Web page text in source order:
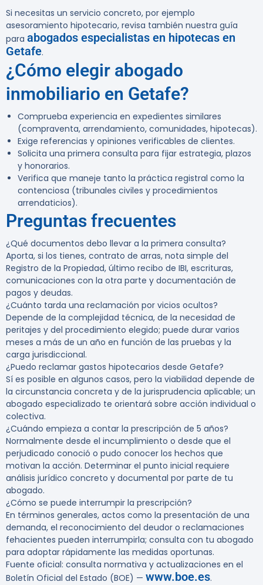
Si necesitas un servicio concreto, por ejemplo
asesoramiento hipotecario, revisa también nuestra guía
para abogados especialistas en hipotecas en
Getafe.
¿Cómo elegir abogado
inmobiliario en Getafe?
Comprueba experiencia en expedientes similares
(compraventa, arrendamiento, comunidades, hipotecas).
Exige referencias y opiniones verificables de clientes.
Solicita una primera consulta para fijar estrategia, plazos
y honorarios.
Verifica que maneje tanto la práctica registral como la
contenciosa (tribunales civiles y procedimientos
arrendaticios).
Preguntas frecuentes
¿Qué documentos debo llevar a la primera consulta?
Aporta, si los tienes, contrato de arras, nota simple del
Registro de la Propiedad, último recibo de IBI, escrituras,
comunicaciones con la otra parte y documentación de
pagos y deudas.
¿Cuánto tarda una reclamación por vicios ocultos?
Depende de la complejidad técnica, de la necesidad de
peritajes y del procedimiento elegido; puede durar varios
meses a más de un año en función de las pruebas y la
carga jurisdiccional.
¿Puedo reclamar gastos hipotecarios desde Getafe?
Sí es posible en algunos casos, pero la viabilidad depende de
la circunstancia concreta y de la jurisprudencia aplicable; un
abogado especializado te orientará sobre acción individual o
colectiva.
¿Cuándo empieza a contar la prescripción de 5 años?
Normalmente desde el incumplimiento o desde que el
perjudicado conoció o pudo conocer los hechos que
motivan la acción. Determinar el punto inicial requiere
análisis jurídico concreto y documental por parte de tu
abogado.
¿Cómo se puede interrumpir la prescripción?
En términos generales, actos como la presentación de una
demanda, el reconocimiento del deudor o reclamaciones
fehacientes pueden interrumpirla; consulta con tu abogado
para adoptar rápidamente las medidas oportunas.
Fuente oficial: consulta normativa y actualizaciones en el
Boletín Oficial del Estado (BOE) — www.boe.es.